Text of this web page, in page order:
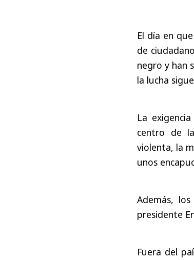
El día en
de
negro y han
la lucha
La
centro de
violenta, la
unos
Además,
presidente
Fuera del